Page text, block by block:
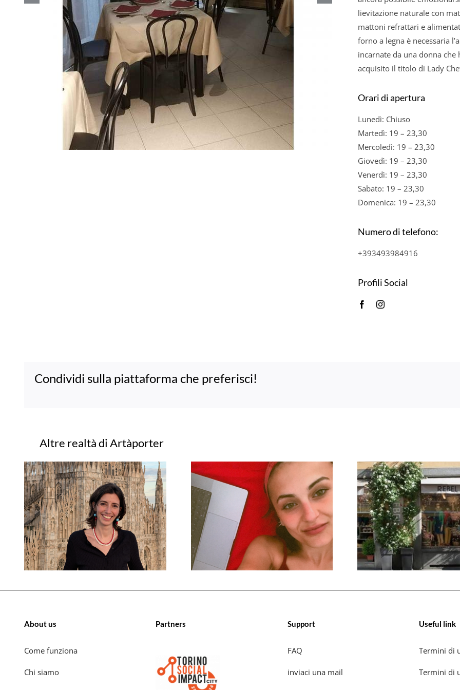
lievitazione naturale con
mattoni refrattari e
forno a legna è necessaria
incarnate da una donna
acquisito il titolo di Lady
Orari di apertura
Lunedì: Chiuso
Martedì: 19 – 23,30
Mercoledì: 19 – 23,30
Giovedì: 19 – 23,30
Venerdì: 19 – 23,30
Sabato: 19 – 23,30
Domenica: 19 – 23,30
Numero di telefono:
+393493984916
Profili Social
Condividi sulla piattaforma che preferisci!
Progetti correlati
About us
Come funziona
Chi siamo
Partners Support
FAQ
inviaci una mail
Useful link
Termini di
Termini di